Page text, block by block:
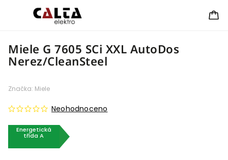
Miele G 7605 SCi XXL AutoDos
Nerez/CleanSteel
Energetická
třída A
Neohodnoceno
Značka: Miele